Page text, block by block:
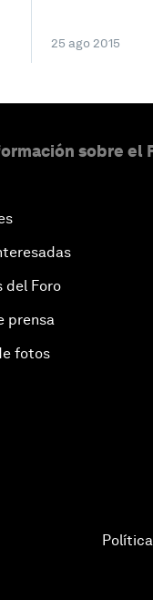
25 ago 2015
sobre el
del Foro
prensa
fotos